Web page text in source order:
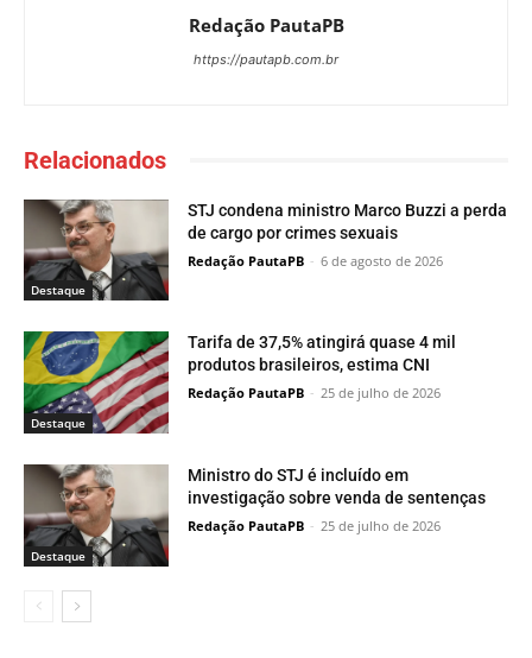
Redação PautaPB
https://pautapb.com.br
Relacionados
Destaque
STJ condena ministro Marco Buzzi a perda
de cargo por crimes sexuais
Redação PautaPB - 6 de agosto de 2026
Destaque
Tarifa de 37,5% atingirá quase 4 mil
produtos brasileiros, estima CNI
Redação PautaPB - 25 de julho de 2026
Destaque
Ministro do STJ é incluído em
investigação sobre venda de sentenças
Redação PautaPB - 25 de julho de 2026